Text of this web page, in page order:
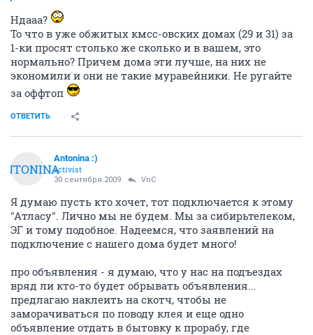
Ндааа?
То что в уже обжитых кмсс-овских домах (29 и 31) за
1-ки просят столько же сколько и в вашем, это
нормально? Причем дома эти лучше, на них не
экономили и они не такие муравейники. Не ругайте
за оффтоп
ОТВЕТИТЬ
Antonina :)
activist
30 сентября 2009 VnC
Я думаю пусть кто хочет, тот подключается к этому
"Атласу". Лично мы не будем. Мы за сибирьтелеком,
ЭГ и тому подобное. Надеемся, что заявлений на
подключение с нашего дома будет много!
про объявления - я думаю, что у нас на подъездах
вряд ли кто-то будет обрывать объявления...
предлагаю наклеить на скотч, чтобы не
заморачиваться по поводу клея и еще одно
объявление отдать в бытовку к прорабу, где